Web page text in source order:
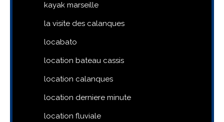
kayak marseille
la visite des calanques
locabato
location bateau cassis
location calanques
location derniere minute
location fluviale